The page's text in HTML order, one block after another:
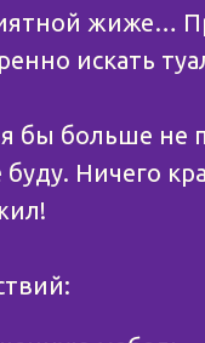
жиже…
искать
бы больше не
Ничего